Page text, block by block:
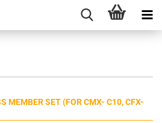
SET (FOR CMX- C10, CFX-